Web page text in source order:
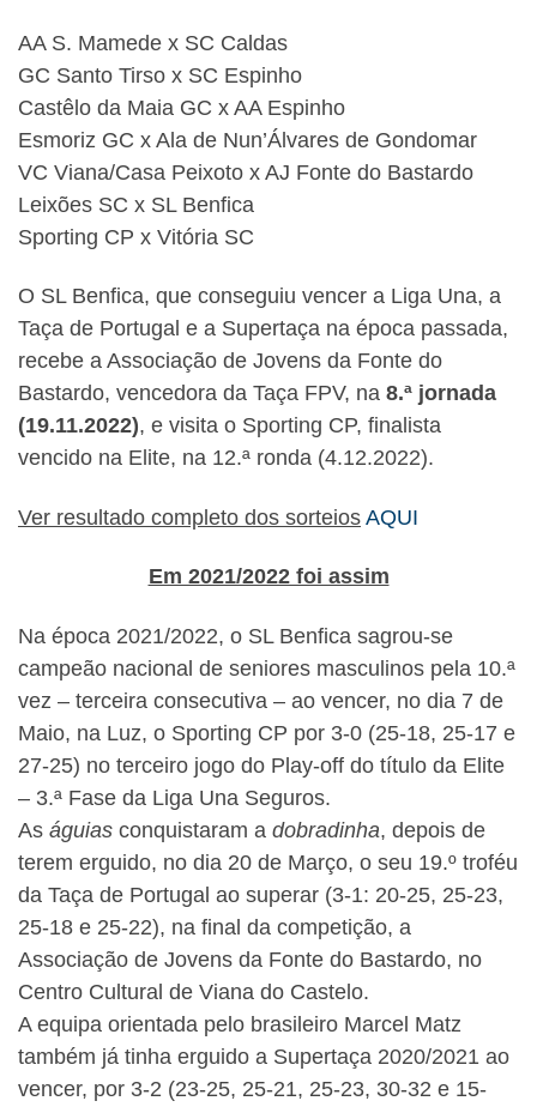
AA S. Mamede x SC Caldas
GC Santo Tirso x SC Espinho
Castêlo da Maia GC x AA Espinho
Esmoriz GC x Ala de Nun’Álvares de Gondomar
VC Viana/Casa Peixoto x AJ Fonte do Bastardo
Leixões SC x SL Benfica
Sporting CP x Vitória SC
O SL Benfica, que conseguiu vencer a Liga Una, a
Taça de Portugal e a Supertaça na época passada,
recebe a Associação de Jovens da Fonte do
Bastardo, vencedora da Taça FPV, na 8.ª jornada
(19.11.2022), e visita o Sporting CP, finalista
vencido na Elite, na 12.ª ronda (4.12.2022).
Ver resultado completo dos sorteios AQUI
Em 2021/2022 foi assim
Na época 2021/2022, o SL Benfica sagrou-se
campeão nacional de seniores masculinos pela 10.ª
vez – terceira consecutiva – ao vencer, no dia 7 de
Maio, na Luz, o Sporting CP por 3-0 (25-18, 25-17 e
27-25) no terceiro jogo do Play-off do título da Elite
– 3.ª Fase da Liga Una Seguros.
As águias conquistaram a dobradinha, depois de
terem erguido, no dia 20 de Março, o seu 19.º troféu
da Taça de Portugal ao superar (3-1: 20-25, 25-23,
25-18 e 25-22), na final da competição, a
Associação de Jovens da Fonte do Bastardo, no
Centro Cultural de Viana do Castelo.
A equipa orientada pelo brasileiro Marcel Matz
também já tinha erguido a Supertaça 2020/2021 ao
vencer, por 3-2 (23-25, 25-21, 25-23, 30-32 e 15-